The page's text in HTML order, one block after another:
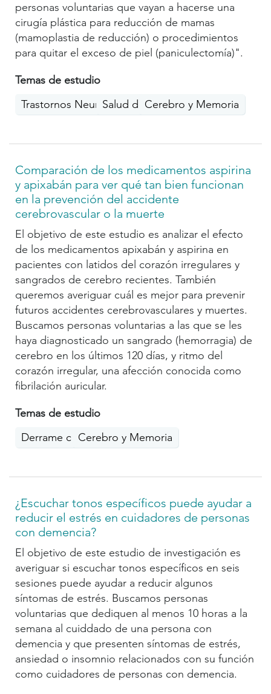
personas voluntarias que vayan a hacerse una
cirugía plástica para reducción de mamas
(mamoplastia de reducción) o procedimientos
para quitar el exceso de piel (paniculectomía)".
Temas de estudio
Trastornos NeurológicosSalud de la mujerCerebro y Memoria
Comparación de los medicamentos aspirina
y apixabán para ver qué tan bien funcionan
en la prevención del accidente
cerebrovascular o la muerte
El objetivo de este estudio es analizar el efecto
de los medicamentos apixabán y aspirina en
pacientes con latidos del corazón irregulares y
sangrados de cerebro recientes. También
queremos averiguar cuál es mejor para prevenir
futuros accidentes cerebrovasculares y muertes.
Buscamos personas voluntarias a las que se les
haya diagnosticado un sangrado (hemorragia) de
cerebro en los últimos 120 días, y ritmo del
corazón irregular, una afección conocida como
fibrilación auricular.
Temas de estudio
Derrame cerebralCerebro y Memoria
¿Escuchar tonos específicos puede ayudar a
reducir el estrés en cuidadores de personas
con demencia?
El objetivo de este estudio de investigación es
averiguar si escuchar tonos específicos en seis
sesiones puede ayudar a reducir algunos
síntomas de estrés. Buscamos personas
voluntarias que dediquen al menos 10 horas a la
semana al cuiddado de una persona con
demencia y que presenten síntomas de estrés,
ansiedad o insomnio relacionados con su función
como cuidadores de personas con demencia.